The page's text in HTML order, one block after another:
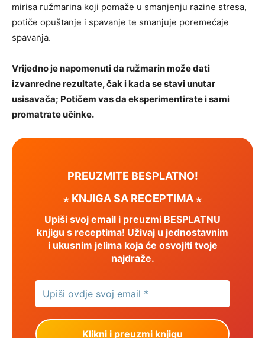
mirisa ružmarina koji pomaže u smanjenju razine stresa,
potiče opuštanje i spavanje te smanjuje poremećaje
spavanja.
Vrijedno je napomenuti da ružmarin može dati
izvanredne rezultate, čak i kada se stavi unutar
usisavača; Potičem vas da eksperimentirate i sami
promatrate učinke.
PREUZMITE BESPLATNO!
⋆ KNJIGA SA RECEPTIMA ⋆
Upiši svoj email i preuzmi BESPLATNU
knjigu s receptima! Uživaj u jednostavnim
i ukusnim jelima koja će osvojiti tvoje
najdraže.